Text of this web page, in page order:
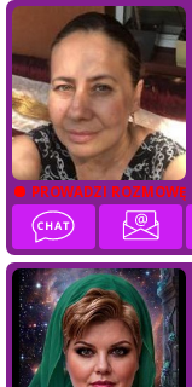
PROWADZI ROZMOWĘ